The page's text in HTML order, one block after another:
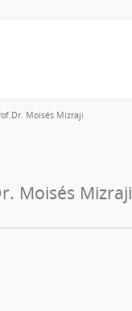
Moisés Mizraji
Moisés Mizraji